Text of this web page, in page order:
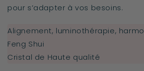
pour s’adapter à vos besoins.
Alignement, luminothérapie,
Feng Shui
Cristal de Haute qualité